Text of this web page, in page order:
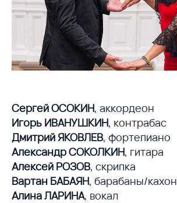
Сергей ОСОКИН, аккордеон
Игорь ИВАНУШКИН, контрабас
Дмитрий ЯКОВЛЕВ, фортепиано
Александр СОКОЛКИН, гитара
Алексей РОЗОВ, скрипка
Вартан БАБАЯН, барабаны/кахон
Алина ЛАРИНА, вокал